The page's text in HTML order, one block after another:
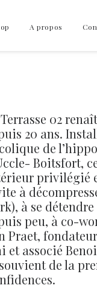
A propos
02
20 ans.
de
Boitsfort,
privilégié
à
à se
peu, à co-
Praet,
et associé
de la